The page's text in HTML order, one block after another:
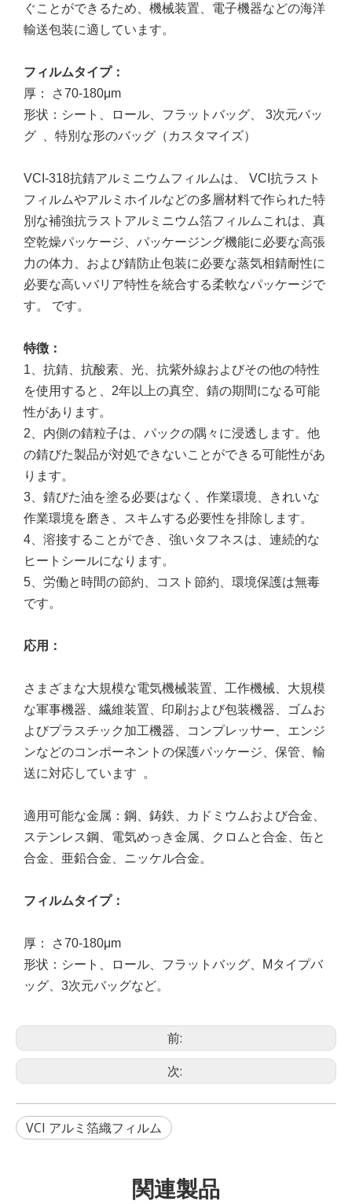
ぐことができるため、機械装置、電子機器などの海洋
輸送包装に適しています。
フィルムタイプ：
厚：
さ70-180μm
形状 ： シート、ロール、フラットバッグ、 3次元バッ
グ
、特別な形のバッグ（カスタマイズ）
VCI-318抗錆アルミニウムフィルムは、 VCI抗ラスト
フィルムやアルミホイルなどの多層材料で作られた特
別な補強抗ラストアルミニウム箔フィルムこれは、真
空乾燥パッケージ、パッケージング機能に必要な高張
力の体力、および錆防止包装に必要な蒸気相錆耐性に
必要な高いバリア特性を統合する柔軟なパッケージで
す。 です。
特徴 ：
1
抗錆、抗酸素、光、抗紫外線およびその他の特性
を使用すると、2年以上の真空、錆の期間になる可能
性があります。
2
内側の錆粒子は、パックの隅々に浸透します。他
の錆びた製品が対処できないことができる可能性があ
ります。
3
錆びた油を塗る必要はなく、作業環境、きれいな
作業環境を磨き、スキムする必要性を排除します。
4
溶接することができ、強いタフネスは、連続的な
ヒートシールになります。
5
労働と時間の節約、コスト節約、環境保護は無毒
です。
応用 ：
さまざまな大規模な電気機械装置、工作機械、大規模
な軍事機器、繊維装置、印刷および包装機器、ゴムお
よびプラスチック加工機器、コンプレッサー、エンジ
ンなどのコンポーネントの保護パッケージ、保管、輸
送に対応してい ます 。
適用可能な金属：鋼、鋳鉄、カドミウムおよび合金、
ステンレス鋼、電気めっき金属、クロムと合金、缶と
合金、亜鉛合金、ニッケル合金。
フィルムタイプ：
厚： さ70-180μm
形状 ： シート、ロール、フラットバッグ、Mタイプバ
ッグ、3次元バッグなど。
前:
次:
VCI アルミ箔織フィルム
関連製品